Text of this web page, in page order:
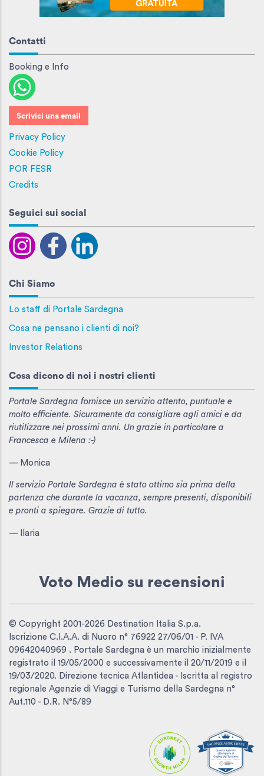
Contatti
Booking e Info
Scrivici una email
Privacy Policy
Cookie Policy
POR FESR
Credits
Seguici sui social
Chi Siamo
Lo staff di Portale Sardegna
Cosa ne pensano i clienti di noi?
Investor Relations
Cosa dicono di noi i nostri clienti
Portale Sardegna fornisce un servizio attento, puntuale e
molto efficiente. Sicuramente da consigliare agli amici e da
riutilizzare nei prossimi anni. Un grazie in particolare a
Francesca e Milena :-)
— Monica
Il servizio Portale Sardegna è stato ottimo sia prima della
partenza che durante la vacanza, sempre presenti, disponibili
e pronti a spiegare. Grazie di tutto.
— Ilaria
Voto Medio su recensioni
© Copyright 2001-2026 Destination Italia S.p.a.
Iscrizione C.I.A.A. di Nuoro n° 76922 27/06/01 - P. IVA
09642040969 . Portale Sardegna è un marchio inizialmente
registrato il 19/05/2000 e successivamente il 20/11/2019 e il
19/03/2020. Direzione tecnica Atlantidea - Iscritta al registro
regionale Agenzie di Viaggi e Turismo della Sardegna n°
Aut.110 - D.R. N°5/89